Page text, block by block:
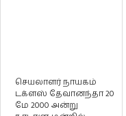
செயலாளர் நாயகம்
டக்ளஸ் தேவானந்தா 20
மே 2000 அன்று